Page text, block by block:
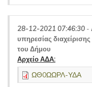
28-12-2021 07:46:30 -
υπηρεσίας
του Δήμου
Αρχείο ΑΔΑ:
ΩΘ0ΩΩΡΛ-ΥΔΑ